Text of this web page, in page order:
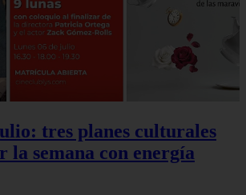
tres planes culturales
la semana con energía